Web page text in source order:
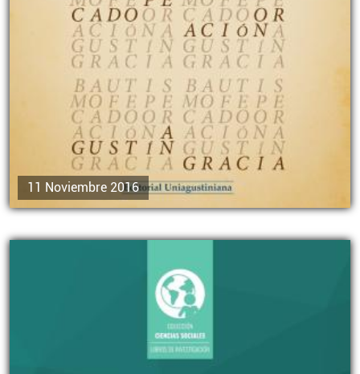
11 Noviembre 2016